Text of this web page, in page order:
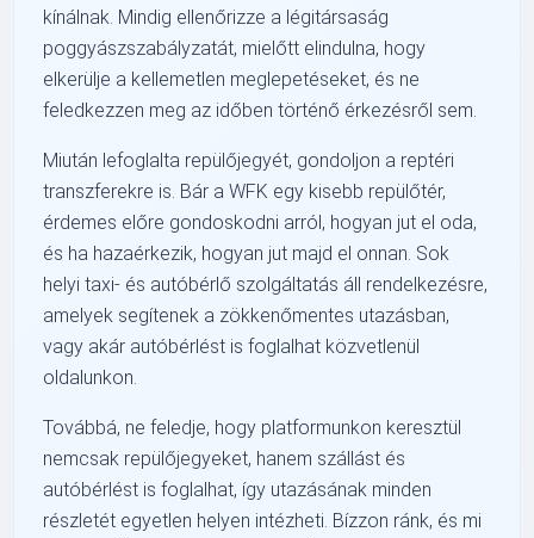
kínálnak. Mindig ellenőrizze a légitársaság
poggyászszabályzatát, mielőtt elindulna, hogy
elkerülje a kellemetlen meglepetéseket, és ne
feledkezzen meg az időben történő érkezésről sem.
Miután lefoglalta repülőjegyét, gondoljon a reptéri
transzferekre is. Bár a WFK egy kisebb repülőtér,
érdemes előre gondoskodni arról, hogyan jut el oda,
és ha hazaérkezik, hogyan jut majd el onnan. Sok
helyi taxi- és autóbérlő szolgáltatás áll rendelkezésre,
amelyek segítenek a zökkenőmentes utazásban,
vagy akár autóbérlést is foglalhat közvetlenül
oldalunkon.
Továbbá, ne feledje, hogy platformunkon keresztül
nemcsak repülőjegyeket, hanem szállást és
autóbérlést is foglalhat, így utazásának minden
részletét egyetlen helyen intézheti. Bízzon ránk, és mi